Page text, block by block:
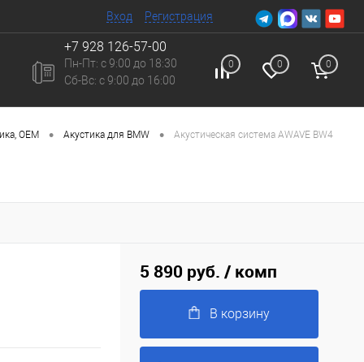
Вход Регистрация
+7 928 126-57-00
Пн-Пт: с 9:00 до 18:30
Сб-Вc: с 9:00 до 16:00
0 0 0
ОЕМ • Акустика для BMW • Акустическая система AWAVE BW4
5 890 руб. / комп
В корзину